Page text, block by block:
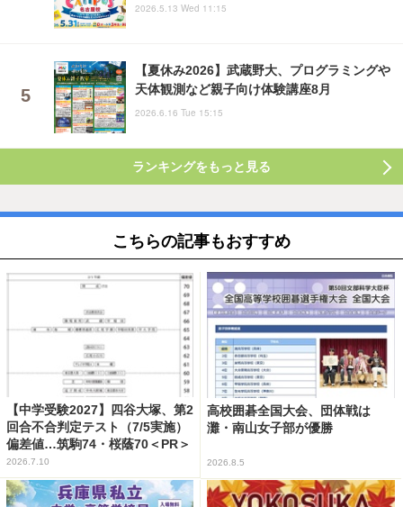
2026.5.13 Wed 11:15
【夏休み2026】武蔵野大、プログラミングや
天体観測など親子向け体験講座8月
2026.6.16 Tue 15:15
ランキングをもっと見る
こちらの記事もおすすめ
【中学受験2027】四谷大塚、第2
回合不合判定テスト（7/5実施）
偏差値…筑駒74・桜蔭70＜PR＞
2026.7.10
高校囲碁全国大会、団体戦は
灘・南山女子部が優勝
2026.8.5